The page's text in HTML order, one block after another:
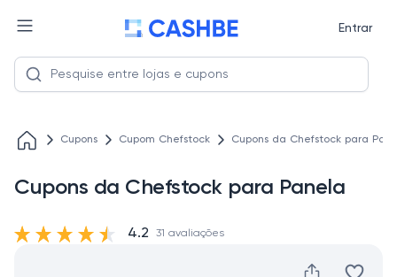
Entrar
Cupons Cupom Chefstock Cupons da Chefstock para
Cupons da Chefstock para Panela
4.2 31 avaliações